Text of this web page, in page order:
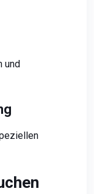
und